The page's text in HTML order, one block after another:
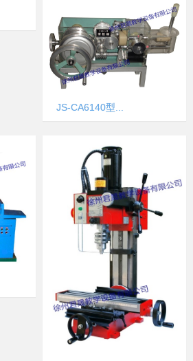
JS-CA6140型...